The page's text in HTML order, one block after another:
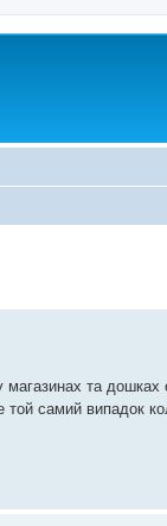
магазинах та дошках
той самий випадок